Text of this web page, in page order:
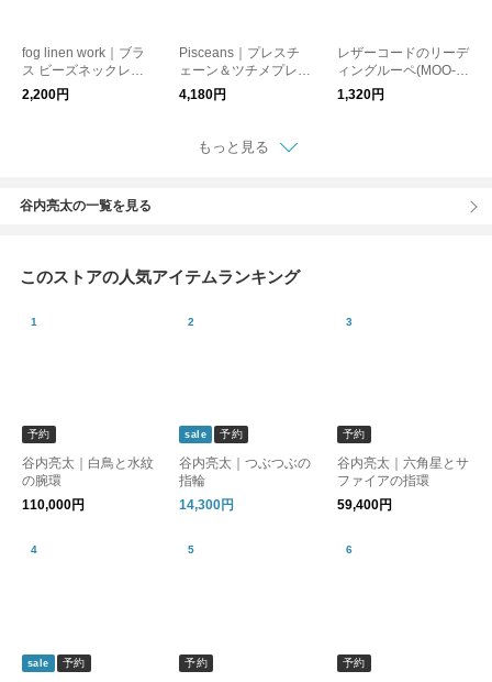
fog linen work｜ブラ
ス ビーズネックレス
S【メール便可】
2,200円
Pisceans｜プレスチ
ェーン＆ツチメプレー
トネックレス（ステン
レス）
4,180円
レザーコードのリーデ
ィングルーペ(MOO-1
09)【メール便対象】
1,320円
もっと見る
谷内亮太の一覧を見る
このストアの人気アイテムランキング
予約
谷内亮太｜白鳥と水紋
の腕環
110,000円
sale 予約
谷内亮太｜つぶつぶの
指輪
14,300円
予約
谷内亮太｜六角星とサ
ファイアの指環
59,400円
sale 予約 予約 予約